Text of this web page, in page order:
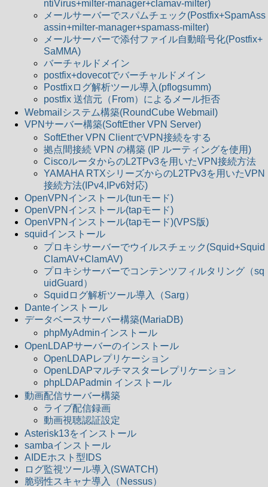
ntiVirus+milter-manager+clamav-milter)
メールサーバーでスパムチェック(Postfix+SpamAss
assin+milter-manager+spamass-milter)
メールサーバーで添付ファイル自動暗号化(Postfix+
SaMMA)
バーチャルドメイン
postfix+dovecotでバーチャルドメイン
Postfixログ解析ツール導入(pflogsumm)
postfix 送信元（From）によるメール拒否
Webmailシステム構築(RoundCube Webmail)
VPNサーバー構築(SoftEther VPN Server)
SoftEther VPN ClientでVPN接続をする
拠点間接続 VPN の構築 (IP ルーティングを使用)
CiscoルータからのL2TPv3を用いたVPN接続方法
YAMAHA RTXシリーズからのL2TPv3を用いたVPN
接続方法(IPv4,IPv6対応)
OpenVPNインストール(tunモード)
OpenVPNインストール(tapモード)
OpenVPNインストール(tapモード)(VPS版)
squidインストール
プロキシサーバーでウイルスチェック(Squid+Squid
ClamAV+ClamAV)
プロキシサーバーでコンテンツフィルタリング（sq
uidGuard）
Squidログ解析ツール導入（Sarg）
Danteインストール
データベースサーバー構築(MariaDB)
phpMyAdminインストール
OpenLDAPサーバーのインストール
OpenLDAPレプリケーション
OpenLDAPマルチマスターレプリケーション
phpLDAPadmin インストール
動画配信サーバー構築
ライブ配信録画
動画視聴認証設定
Asterisk13をインストール
sambaインストール
AIDEホスト型IDS
ログ監視ツール導入(SWATCH)
脆弱性スキャナ導入（Nessus）